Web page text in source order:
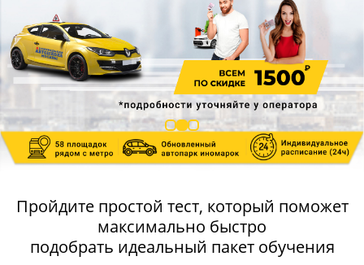
Пройдите простой тест, который поможет
максимально быстро
подобрать идеальный пакет обучения